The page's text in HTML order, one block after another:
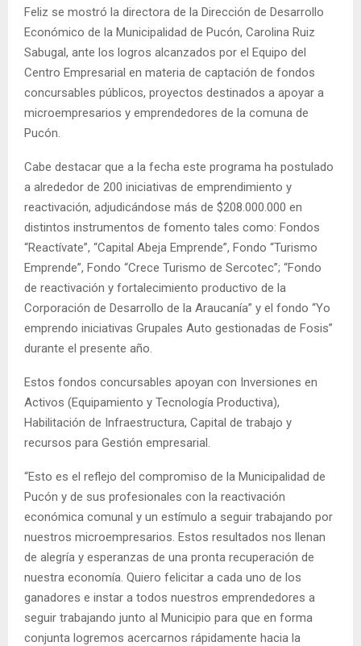
N
U
Feliz se mostró la directora de la Dirección de Desarrollo
Económico de la Municipalidad de Pucón, Carolina Ruiz
Sabugal, ante los logros alcanzados por el Equipo del
Centro Empresarial en materia de captación de fondos
concursables públicos, proyectos destinados a apoyar a
microempresarios y emprendedores de la comuna de
Pucón.
Cabe destacar que a la fecha este programa ha postulado
a alrededor de 200 iniciativas de emprendimiento y
reactivación, adjudicándose más de $208.000.000 en
distintos instrumentos de fomento tales como: Fondos
“Reactívate”, “Capital Abeja Emprende”, Fondo “Turismo
Emprende”, Fondo “Crece Turismo de Sercotec”; “Fondo
de reactivación y fortalecimiento productivo de la
Corporación de Desarrollo de la Araucanía” y el fondo “Yo
emprendo iniciativas Grupales Auto gestionadas de Fosis”
durante el presente año.
Estos fondos concursables apoyan con Inversiones en
Activos (Equipamiento y Tecnología Productiva),
Habilitación de Infraestructura, Capital de trabajo y
recursos para Gestión empresarial.
“Esto es el reflejo del compromiso de la Municipalidad de
Pucón y de sus profesionales con la reactivación
económica comunal y un estímulo a seguir trabajando por
nuestros microempresarios. Estos resultados nos llenan
de alegría y esperanzas de una pronta recuperación de
nuestra economía. Quiero felicitar a cada uno de los
ganadores e instar a todos nuestros emprendedores a
seguir trabajando junto al Municipio para que en forma
conjunta logremos acercarnos rápidamente hacia la